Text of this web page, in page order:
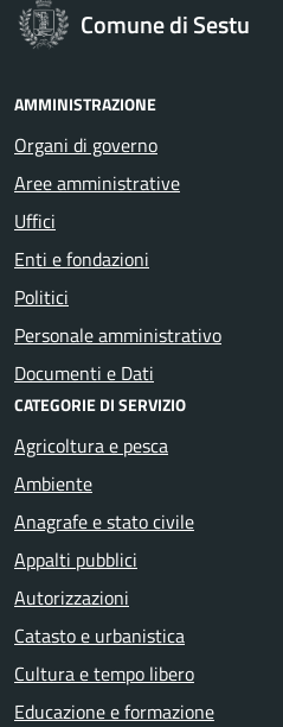
Comune di Sestu
AMMINISTRAZIONE
Organi di governo
Aree amministrative
Uffici
Enti e fondazioni
Politici
Personale amministrativo
Documenti e Dati
CATEGORIE DI SERVIZIO
Agricoltura e pesca
Ambiente
Anagrafe e stato civile
Appalti pubblici
Autorizzazioni
Catasto e urbanistica
Cultura e tempo libero
Educazione e formazione